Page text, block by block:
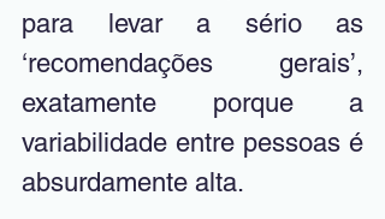
para levar a sério as
‘recomendações gerais’,
exatamente porque a
variabilidade entre pessoas é
absurdamente alta.